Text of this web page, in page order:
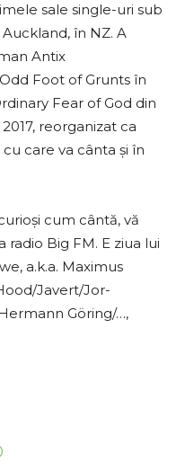
sale single-uri sub
în NZ. A
Antix
Foot of Grunts în
Fear of God din
reorganizat ca
care va cânta şi în
cum cântă, vă
Big FM. E ziua lui
a.k.a. Maximus
Javert/Jor-
Göring/…,